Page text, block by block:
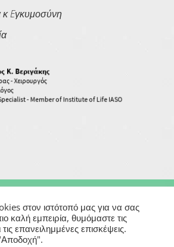
Eγκυμοσύνη
Verigakis| All Rights Reserved
στον ιστότοπό μας για να σας
καλή εμπειρία, θυμόμαστε τις
επανειλημμένες επισκέψεις.